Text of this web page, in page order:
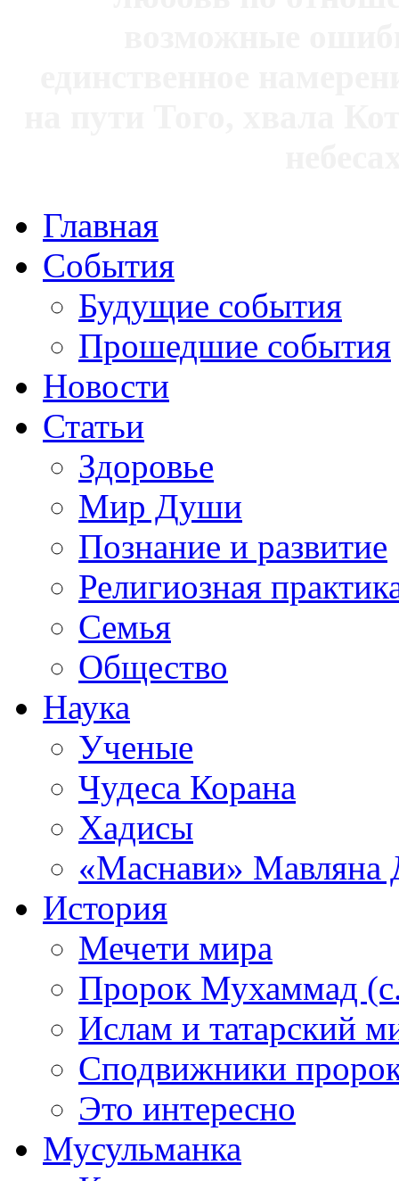
Главная
События
Будущие события
Прошедшие события
Новости
Статьи
Здоровье
Мир Души
Познание и развитие
Религиозная
Семья
Общество
Наука
Ученые
Чудеса Корана
Хадисы
«Маснави» Мавляна
История
Мечети мира
Пророк Мухаммад
Ислам и татарский
Сподвижники
Это интересно
Мусульманка